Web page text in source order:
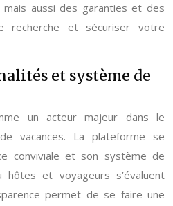
aussi des garanties et des
recherche et sécuriser votre
et système de
un acteur majeur dans le
vacances. La plateforme se
conviviale et son système de
hôtes et voyageurs s’évaluent
permet de se faire une